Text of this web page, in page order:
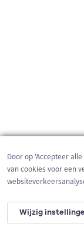
200 m
Door op 'Accepteer
van cookies voor een
Wijzig